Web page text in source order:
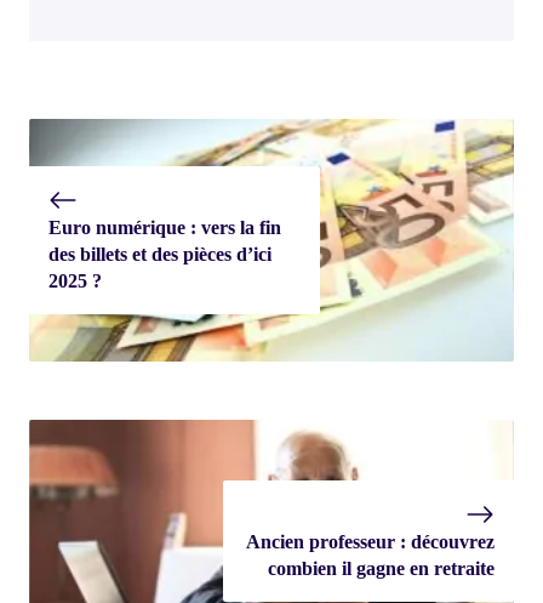
Euro numérique : vers la fin
des billets et des pièces d’ici
2025 ?
Ancien professeur : découvrez
combien il gagne en retraite